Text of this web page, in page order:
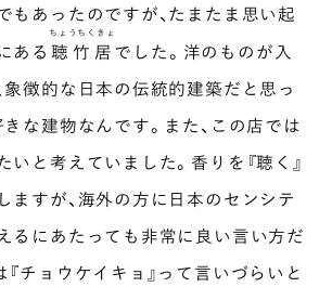
もあったのですが、たまたま思い起
ある 聴竹居
ちょうちくきょ
でした。洋のものが入
象徴的な日本の伝統的建築だと思っ
な建物なんです。また、この店では
と考えていました。香りを『聴く』
ますが、海外の方に日本のセンシテ
るにあたっても非常に良い言い方だ
『チョウケイキョ』って言いづらいと